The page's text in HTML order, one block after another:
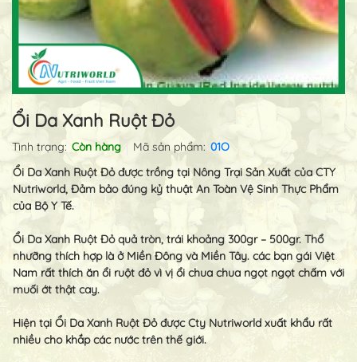
Ổi Da Xanh Ruột Đỏ
Tình trạng: Còn hàng Mã sản phẩm: 01O
Ổi Da Xanh Ruột Đỏ được trồng tại Nông Trại Sản Xuất của CTY
Nutriworld, Đảm bảo đúng kỷ thuật An Toàn Vệ Sinh Thực Phẩm
của Bộ Y Tế.
Ổi Da Xanh Ruột Đỏ quả tròn, trái khoảng 300gr – 500gr. Thổ
nhưỡng thích hợp là ở Miền Đông và Miền Tây. các bạn gái Việt
Nam rất thích ăn ổi ruột đỏ vì vị ổi chua chua ngọt ngọt chấm với
muối ớt thật cay.
Hiện tại Ổi Da Xanh Ruột Đỏ được Cty Nutriworld xuất khẩu rất
nhiều cho khắp các nước trên thế giới.